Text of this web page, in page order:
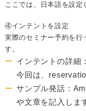
ここでは、日本語を設定
④インテントを設定
実際のセミナー予約を行
す。
インテントの詳細
今回は、
サンプル発話：
や文章を記入しま